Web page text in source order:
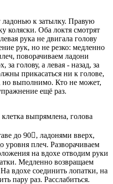
ладонью к затылку. Правую
коляски. Оба локтя смотрят
рука не двигала голову
рук, но не резко: медленно
поворачиваем ладони
за голову, а левая - назад, за
прикасаться ни к голове,
выполнимо. Кто не может,
ещё раз.
выпрямлена, голова
до 90, ладонями вверх,
плеч. Разворачиваем
на вдохе отводим руки
Медленно возвращаем
вдохе соединить лопатки, на
пару раз. Расслабиться.